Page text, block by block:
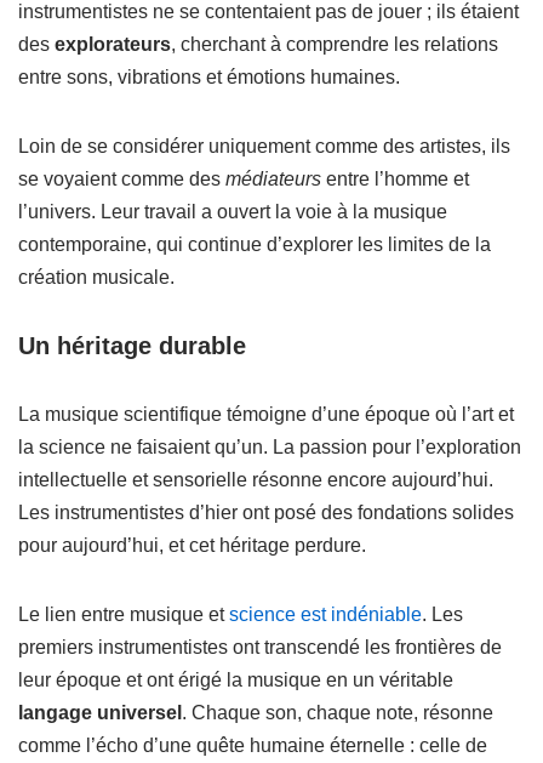
instrumentistes ne se contentaient pas de jouer ; ils étaient
des explorateurs, cherchant à comprendre les relations
entre sons, vibrations et émotions humaines.
Loin de se considérer uniquement comme des artistes, ils
se voyaient comme des médiateurs entre l’homme et
l’univers. Leur travail a ouvert la voie à la musique
contemporaine, qui continue d’explorer les limites de la
création musicale.
Un héritage durable
La musique scientifique témoigne d’une époque où l’art et
la science ne faisaient qu’un. La passion pour l’exploration
intellectuelle et sensorielle résonne encore aujourd’hui.
Les instrumentistes d’hier ont posé des fondations solides
pour aujourd’hui, et cet héritage perdure.
Le lien entre musique etscience est indéniable. Les
premiers instrumentistes ont transcendé les frontières de
leur époque et ont érigé la musique en un véritable
langage universel . Chaque son, chaque note, résonne
comme l’écho d’une quête humaine éternelle : celle de